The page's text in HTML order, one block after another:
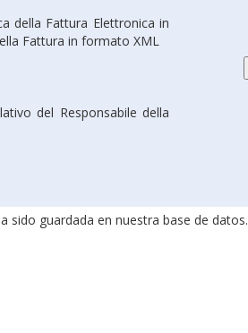
della Fattura Elettronica in
Fattura in formato XML
del Responsabile della
sido guardada en nuestra base de datos.